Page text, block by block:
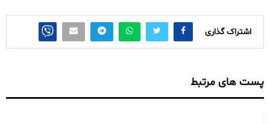
اشتراک گذاری
پست های مرتبط